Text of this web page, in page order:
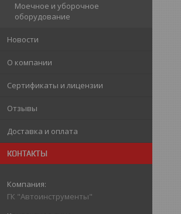
Моечное и уборочное
оборудование
Новости
О компании
Сертификаты и лицензии
Отзывы
Доставка и оплата
КОНТАКТЫ
ГК "Автоинструменты"